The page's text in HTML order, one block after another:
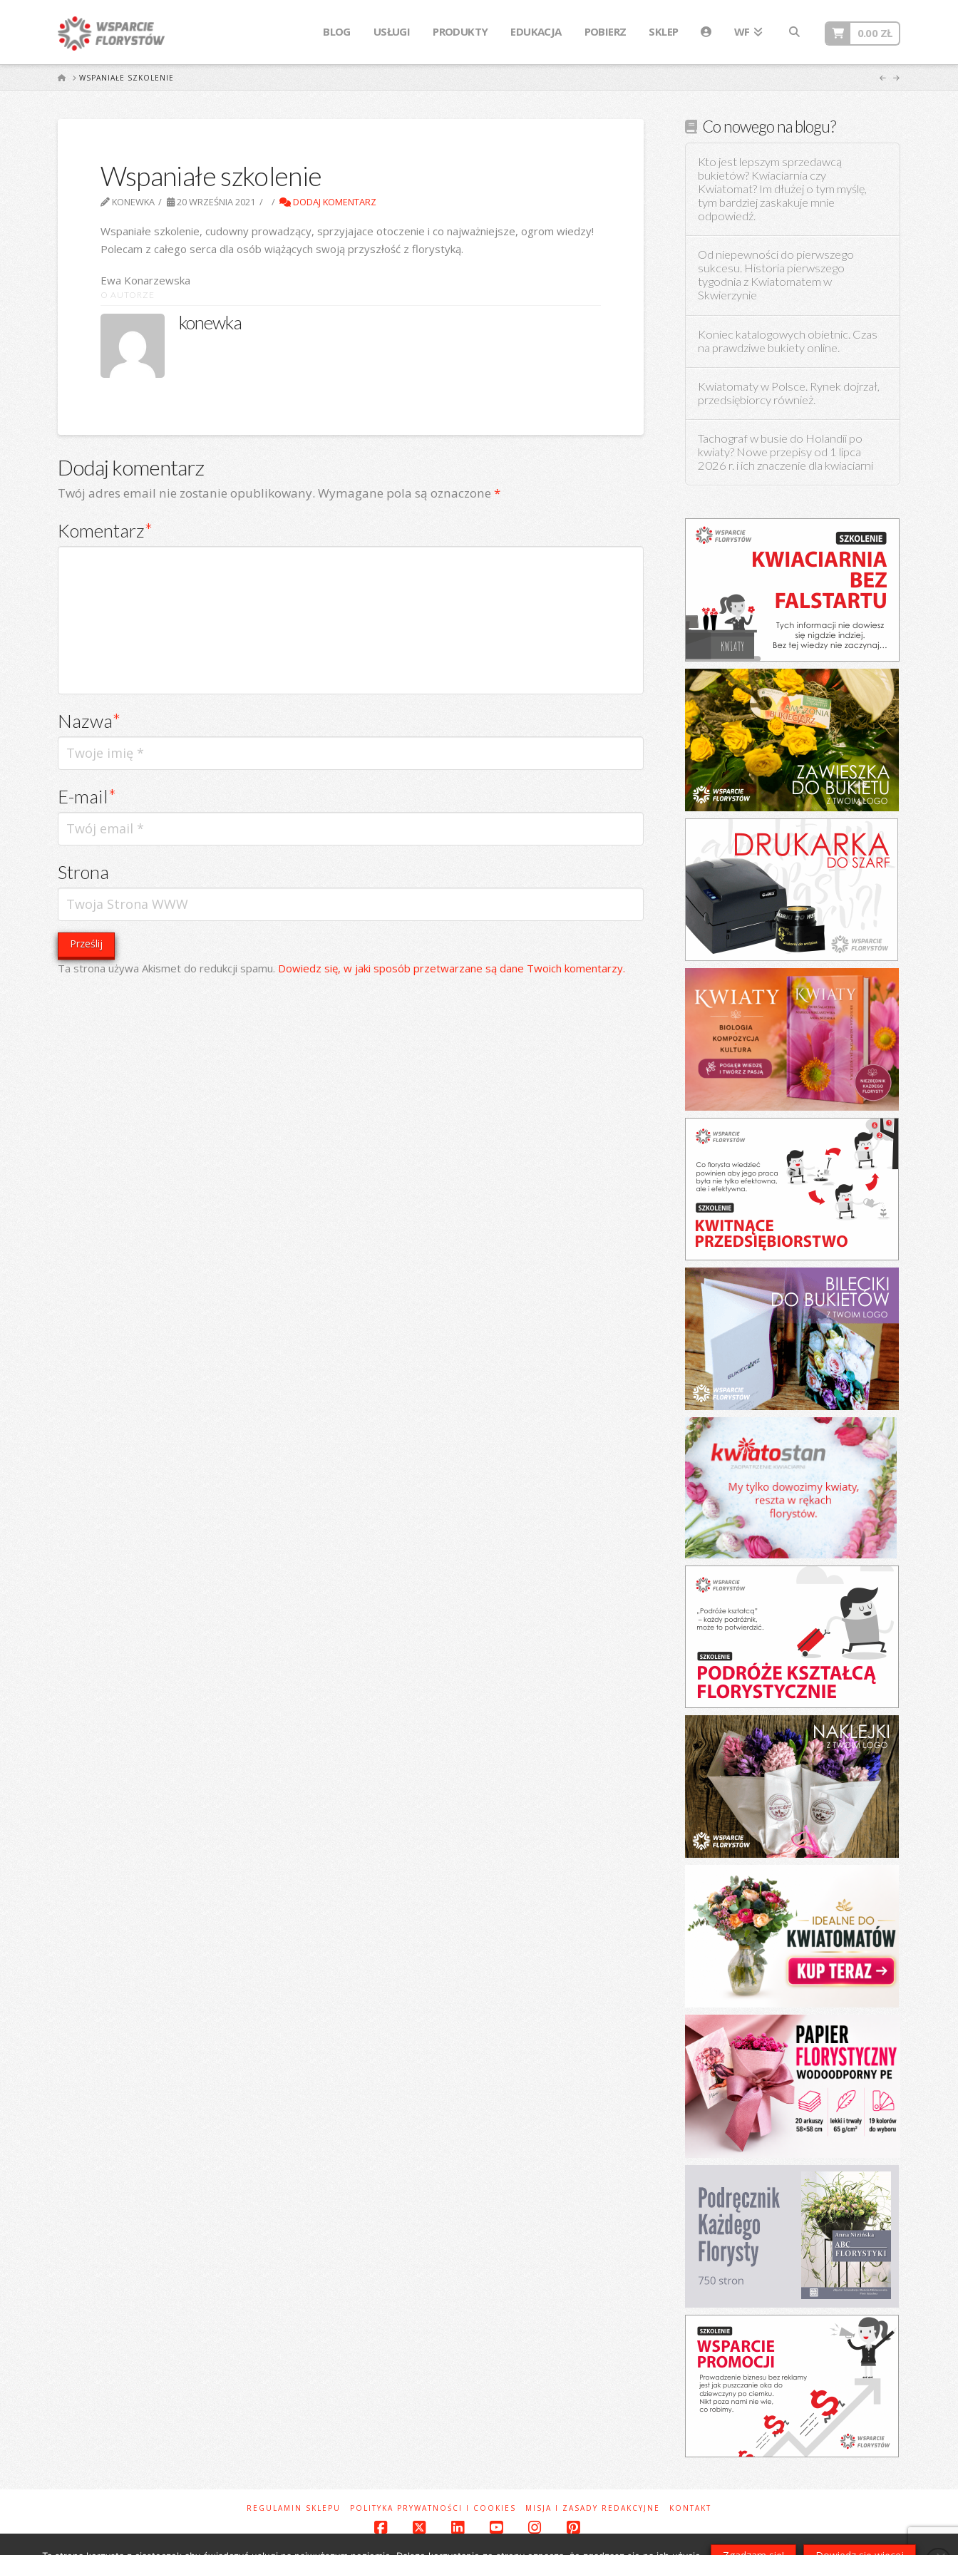
BLOG USŁUGI PRODUKTY EDUKACJA POBIERZ SKLEP WF 0.00 ZŁ
STARTWSPANIAŁE SZKOLENIE
Wspaniałe szkolenie
KONEWKA 20 WRZEŚNIA 2021 DODAJ KOMENTARZ
Wspaniałe szkolenie, cudowny prowadzący, sprzyjajace otoczenie i co najważniejsze, ogrom wiedzy!
Polecam z całego serca dla osób wiążących swoją przyszłość z florystyką.
Ewa Konarzewska
O AUTORZE
konewka
Dodaj komentarz
Twój adres email nie zostanie opublikowany. Wymagane pola są oznaczone *
Komentarz*
Nazwa*
E-mail*
Strona
Ta strona używa Akismet do redukcji spamu. Dowiedz się, w jaki sposób przetwarzane są dane Twoich komentarzy.
Co nowego na blogu?
Kto jest lepszym sprzedawcą
bukietów? Kwiaciarnia czy
Kwiatomat? Im dłużej o tym myślę,
tym bardziej zaskakuje mnie
odpowiedź.
Od niepewności do pierwszego
sukcesu. Historia pierwszego
tygodnia z Kwiatomatem w
Skwierzynie
Koniec katalogowych obietnic. Czas
na prawdziwe bukiety online.
Kwiatomaty w Polsce. Rynek dojrzał,
przedsiębiorcy również.
Tachograf w busie do Holandii po
kwiaty? Nowe przepisy od 1 lipca
2026 r. i ich znaczenie dla kwiaciarni
REGULAMIN SKLEPU POLITYKA PRYWATNOŚCI I COOKIES MISJA I ZASADY REDAKCYJNE KONTAKT